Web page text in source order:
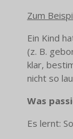
Zum
Ein Kind
(z. B.
klar,
nicht so
Was
Es lernt: